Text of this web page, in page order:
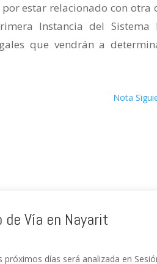
estar relacionado con otra
Instancia del Sistema
que vendrán a
Nota
Vía en Nayarit
días será analizada en